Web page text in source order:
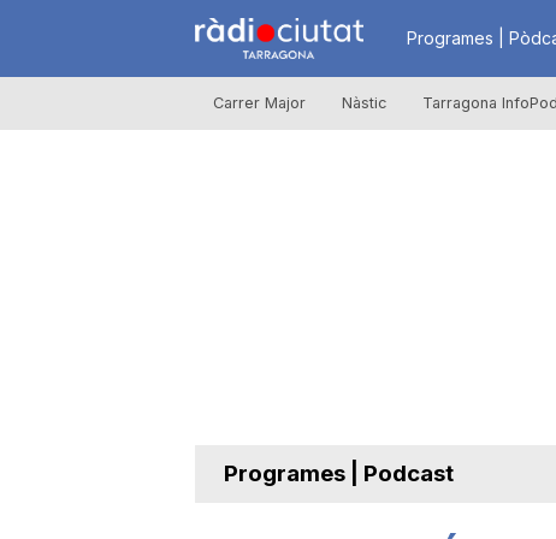
R
à
Programes |
Carrer Major Nàstic Tarragona
Programes | Podcast